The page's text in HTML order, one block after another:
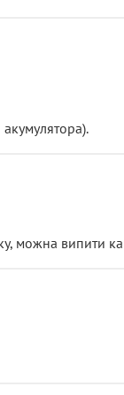
можна випити